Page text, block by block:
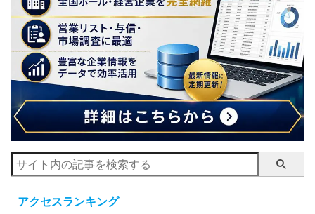
アクセスランキング